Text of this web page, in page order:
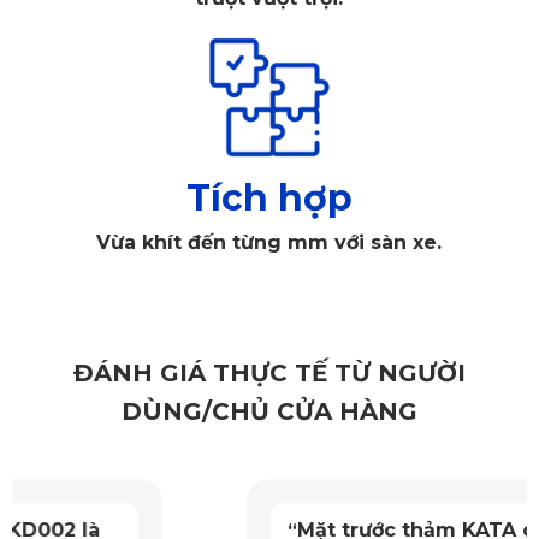
theo sàn
1.2. Chất Liệu PVC Cao Cấp
Thảm KATA 360 ô tô sử dụng PVC nguyên sinh đạt chuẩn
SGS Châu Âu, không mùi, không độc hại, an toàn cho mọi
đối tượng. Chất liệu này bền bỉ đến 5 năm, chống cong
1.3. Chống Thấm, Dễ Vệ Sinh
bụi bẩn thấm xuống sàn. Thảm kháng mốc, chống mùi hôi,
Tích hợp
Vừa khít đến từng mm với sàn xe.
ĐÁNH GIÁ THỰC TẾ TỪ NGƯỜI
DÙNG/CHỦ CỬA HÀNG
“Mặt trước thảm KATA chống nước,